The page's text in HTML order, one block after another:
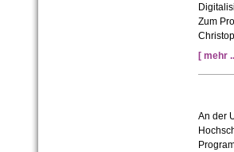
Zum
[ mehr
An der